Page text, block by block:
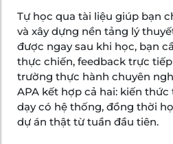
Tự học qua tài liệu giúp bạn
và xây dựng nền tảng lý
được ngay sau khi học, bạn
thực chiến, feedback trực
trường thực hành chuyên
APA kết hợp cả hai: kiến
dạy có hệ thống, đồng thời
dự án thật từ tuần đầu tiên.